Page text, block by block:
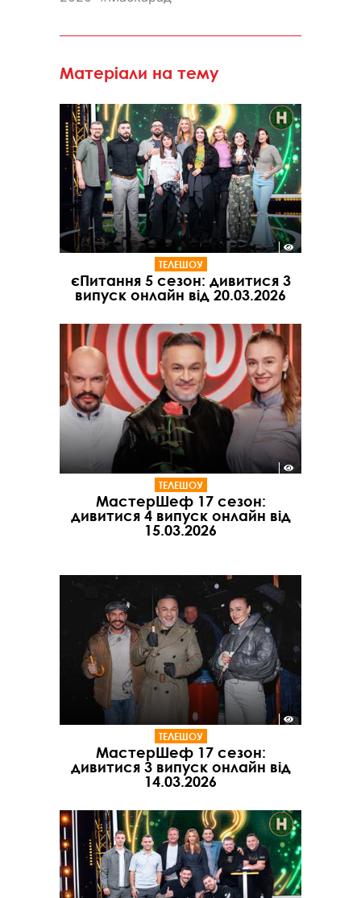
Матеріали на тему
ТЕЛЕШОУ
єПитання 5 сезон: дивитися 3
випуск онлайн від 20.03.2026
ТЕЛЕШОУ
МастерШеф 17 сезон:
дивитися 4 випуск онлайн від
15.03.2026
ТЕЛЕШОУ
МастерШеф 17 сезон:
дивитися 3 випуск онлайн від
14.03.2026